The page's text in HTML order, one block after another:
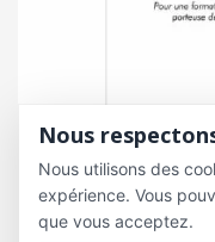
Nous
Nous utilisons des
expérience. Vous
que vous acceptez.